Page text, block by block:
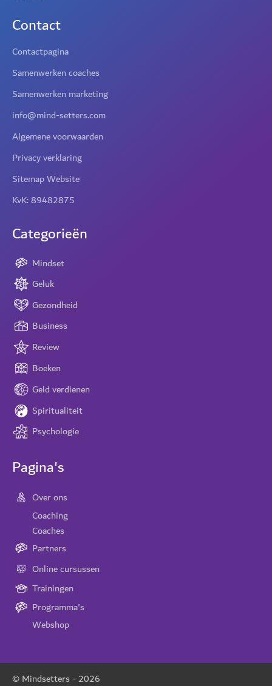
Contact
Contactpagina
Samenwerken coaches
Samenwerken marketing
info@mind-setters.com
Algemene voorwaarden
Privacy verklaring
Sitemap Website
KvK: 89482875
Categorieën
Mindset
Geluk
Gezondheid
Business
Review
Boeken
Geld verdienen
Spiritualiteit
Psychologie
Pagina's
Over ons
Coaching
Coaches
Partners
Online cursussen
Trainingen
Programma's
Webshop
© Mindsetters -2026